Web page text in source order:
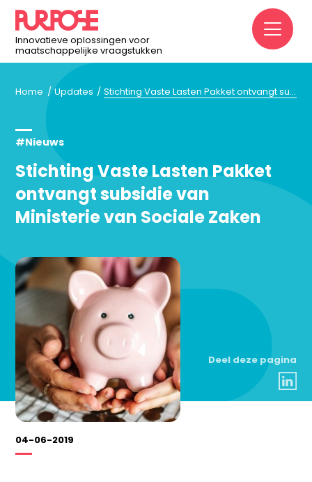
Innovatieve oplossingen voor
maatschappelijke vraagstukken
Home Updates Stichting Vaste Lasten Pakket ontvangt subsidie van Ministerie van Sociale Zaken
#Nieuws
Stichting Vaste Lasten Pakket
ontvangt subsidie van
Ministerie van Sociale Zaken
Deel deze pagina
04-06-2019